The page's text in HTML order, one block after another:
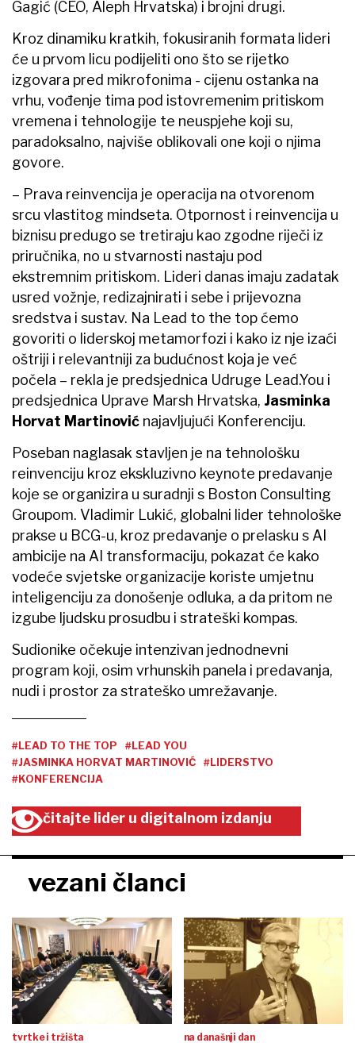
Gagić (CEO, Aleph Hrvatska) i brojni drugi.
Kroz dinamiku kratkih, fokusiranih formata lideri
će u prvom licu podijeliti ono što se rijetko
izgovara pred mikrofonima - cijenu ostanka na
vrhu, vođenje tima pod istovremenim pritiskom
vremena i tehnologije te neuspjehe koji su,
paradoksalno, najviše oblikovali one koji o njima
govore.
– Prava reinvencija je operacija na otvorenom
srcu vlastitog mindseta. Otpornost i reinvencija u
biznisu predugo se tretiraju kao zgodne riječi iz
priručnika, no u stvarnosti nastaju pod
ekstremnim pritiskom. Lideri danas imaju zadatak
usred vožnje, redizajnirati i sebe i prijevozna
sredstva i sustav. Na Lead to the top ćemo
govoriti o liderskoj metamorfozi i kako iz nje izaći
oštriji i relevantniji za budućnost koja je već
počela – rekla je predsjednica Udruge Lead.You i
predsjednica Uprave Marsh Hrvatska, Jasminka
Horvat Martinović najavljujući Konferenciju.
Poseban naglasak stavljen je na tehnološku
reinvenciju kroz ekskluzivno keynote predavanje
koje se organizira u suradnji s Boston Consulting
Groupom. Vladimir Lukić, globalni lider tehnološke
prakse u BCG-u, kroz predavanje o prelasku s AI
ambicije na AI transformaciju, pokazat će kako
vodeće svjetske organizacije koriste umjetnu
inteligenciju za donošenje odluka, a da pritom ne
izgube ljudsku prosudbu i strateški kompas.
Sudionike očekuje intenzivan jednodnevni
program koji, osim vrhunskih panela i predavanja,
nudi i prostor za strateško umrežavanje.
#LEAD TO THE TOP
#LEAD YOU
#JASMINKA HORVAT MARTINOVIĆ
#LIDERSTVO
#KONFERENCIJA
čitajte lider u digitalnom izdanju
vezani članci
tvrtke i tržišta na današnji dan